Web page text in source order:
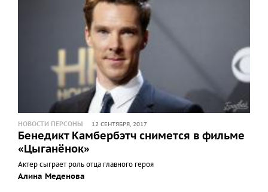
НОВОСТИ ПЕРСОНЫ 12 СЕНТЯБРЯ, 2017
Бенедикт Камбербэтч снимется в фильме
«Цыганёнок»
Актер сыграет роль отца главного героя
Алина Меденова